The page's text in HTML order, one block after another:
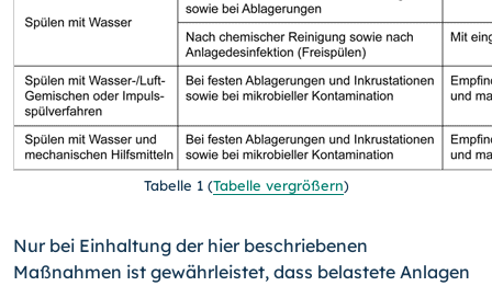
Tabelle 1(Tabelle vergrößern)
Nur bei Einhaltung der hier beschriebenen
Maßnahmen ist gewährleistet, dass belas­tete Anlagen